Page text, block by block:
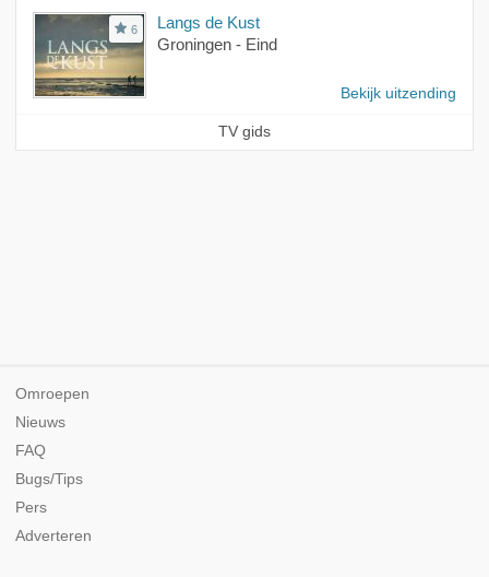
6
Langs de Kust
Groningen - Eind
Bekijk uitzending
TV gids
Omroepen
Nieuws
FAQ
Bugs/Tips
Pers
Adverteren